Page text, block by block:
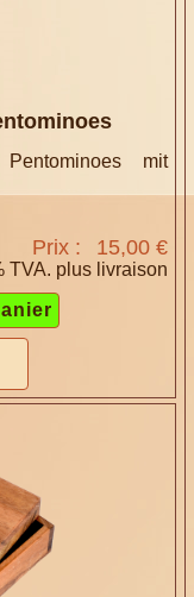
mit
Prix : 15,00 €
TVA. plus livraison